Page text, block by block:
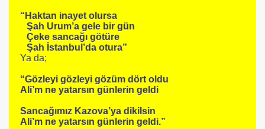
“Haktan inayet olursa
Şah Urum’a gele bir gün
Çeke sancağı götüre
Şah İstanbul’da otura”
Ya da;
“Gözleyi gözleyi gözüm dört oldu
Ali’m ne yatarsın günlerin geldi
Sancağımız Kazova’ya dikilsin
Ali’m ne yatarsın günlerin geldi.”